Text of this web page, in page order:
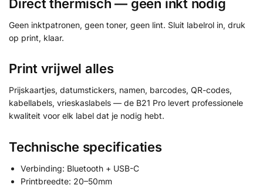
Direct thermisch — geen inkt nodig
Geen inktpatronen, geen toner, geen lint. Sluit labelrol in, druk
op print, klaar.
Print vrijwel alles
Prijskaartjes, datumstickers, namen, barcodes, QR-codes,
kabellabels, vrieskaslabels — de B21 Pro levert professionele
kwaliteit voor elk label dat je nodig hebt.
Technische specificaties
Verbinding: Bluetooth + USB-C
Printbreedte: 20–50mm